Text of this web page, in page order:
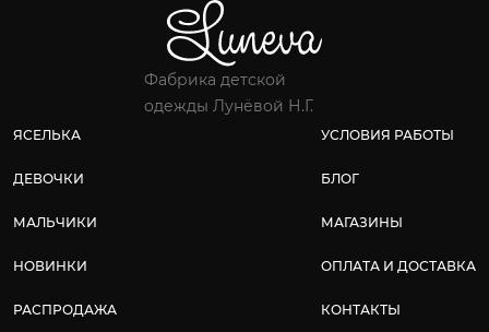
Фабрика детской
одежды Лунёвой Н.Г.
ЯСЕЛЬКА
ДЕВОЧКИ
МАЛЬЧИКИ
НОВИНКИ
РАСПРОДАЖА
УСЛОВИЯ РАБОТЫ
БЛОГ
МАГАЗИНЫ
ОПЛАТА И ДОСТАВКА
КОНТАКТЫ